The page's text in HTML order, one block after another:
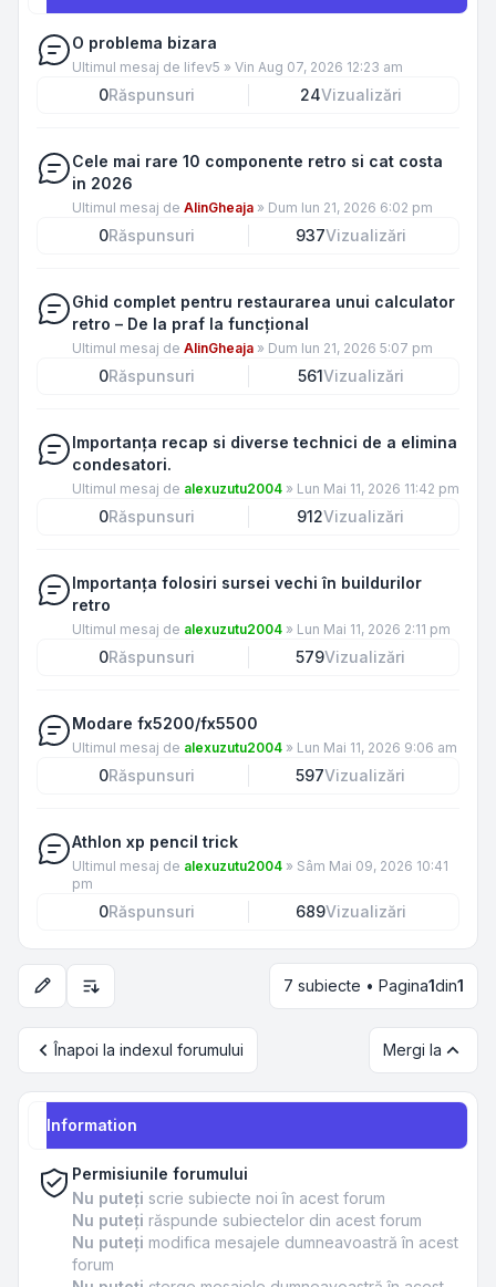
O problema bizara
Ultimul mesaj de lifev5 » Vin Aug 07, 2026 12:23 am
0Răspunsuri 24Vizualizări
Cele mai rare 10 componente retro si cat costa
in 2026
Ultimul mesaj de AlinGheaja » Dum Iun 21, 2026 6:02 pm
0Răspunsuri 937Vizualizări
Ghid complet pentru restaurarea unui calculator
retro – De la praf la funcțional
Ultimul mesaj de AlinGheaja » Dum Iun 21, 2026 5:07 pm
0Răspunsuri 561Vizualizări
Importanța recap si diverse technici de a elimina
condesatori.
Ultimul mesaj de alexuzutu2004 » Lun Mai 11, 2026 11:42 pm
0Răspunsuri 912Vizualizări
Importanța folosiri sursei vechi în buildurilor
retro
Ultimul mesaj de alexuzutu2004 » Lun Mai 11, 2026 2:11 pm
0Răspunsuri 579Vizualizări
Modare fx5200/fx5500
Ultimul mesaj de alexuzutu2004 » Lun Mai 11, 2026 9:06 am
0Răspunsuri 597Vizualizări
Athlon xp pencil trick
Ultimul mesaj de alexuzutu2004 » Sâm Mai 09, 2026 10:41
pm
0Răspunsuri 689Vizualizări
Opțiuni de sortare și afișare 7 subiecte • Pagina1din1
Înapoi la indexul forumului Mergi la
Information
Permisiunile forumului
Nu puteţi scrie subiecte noi în acest forum
Nu puteţi răspunde subiectelor din acest forum
Nu puteţi modifica mesajele dumneavoastră în acest
forum